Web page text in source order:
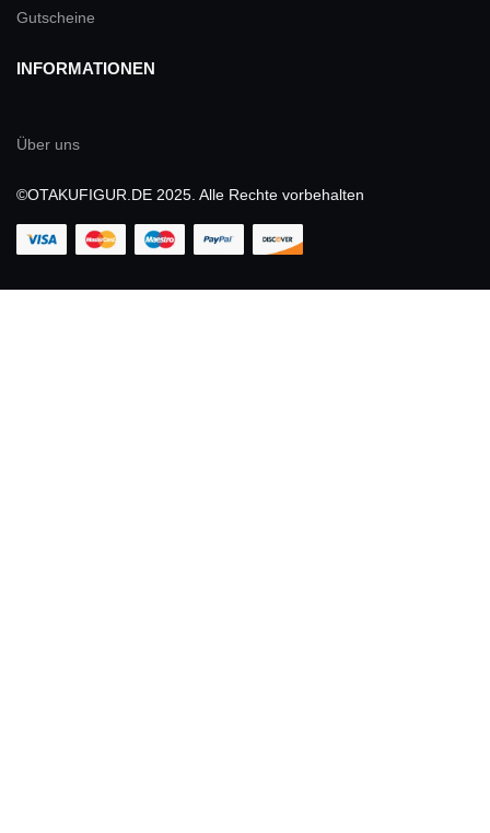
Gutscheine
INFORMATIONEN
Über uns
©OTAKUFIGUR.DE 2025. Alle Rechte vorbehalten